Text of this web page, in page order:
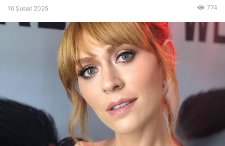
16 Şubat 2025 774